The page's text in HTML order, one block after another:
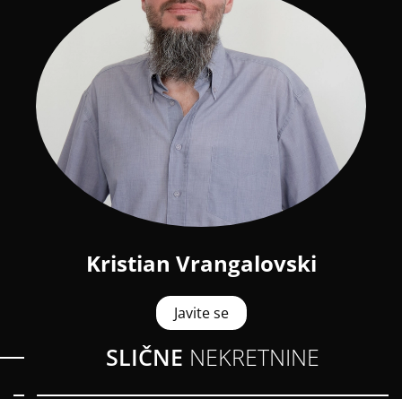
Kristian Vrangalovski
Javite se
SLIČNE NEKRETNINE